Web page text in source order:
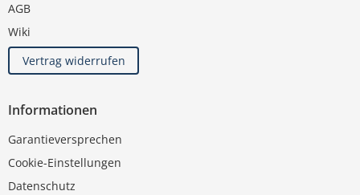
AGB
Wiki
Vertrag widerrufen
Informationen
Garantieversprechen
Cookie-Einstellungen
Datenschutz